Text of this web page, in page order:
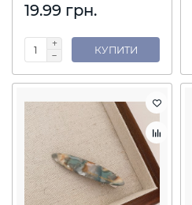
19.99 грн.
КУПИТИ